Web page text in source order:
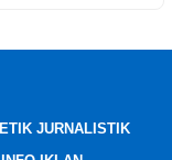
JURNALISTIK